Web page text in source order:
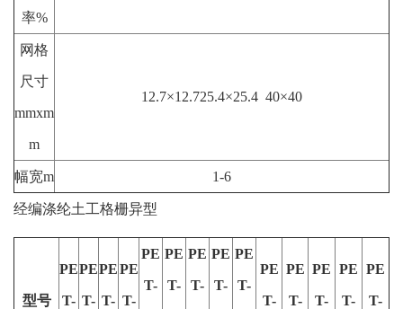
率%
网格
尺寸
mmxm
m
12.7×12.725.4×25.4 40×40
幅宽m 1-6
经编涤纶土工格栅异型
型号
PE
T-
PE
T-
PE
T-
PE
T-
PE
T-
PE
T-
PE
T-
PE
T-
PE
T-
PE
T-
PE
T-
PE
T-
PE
T-
PE
T-